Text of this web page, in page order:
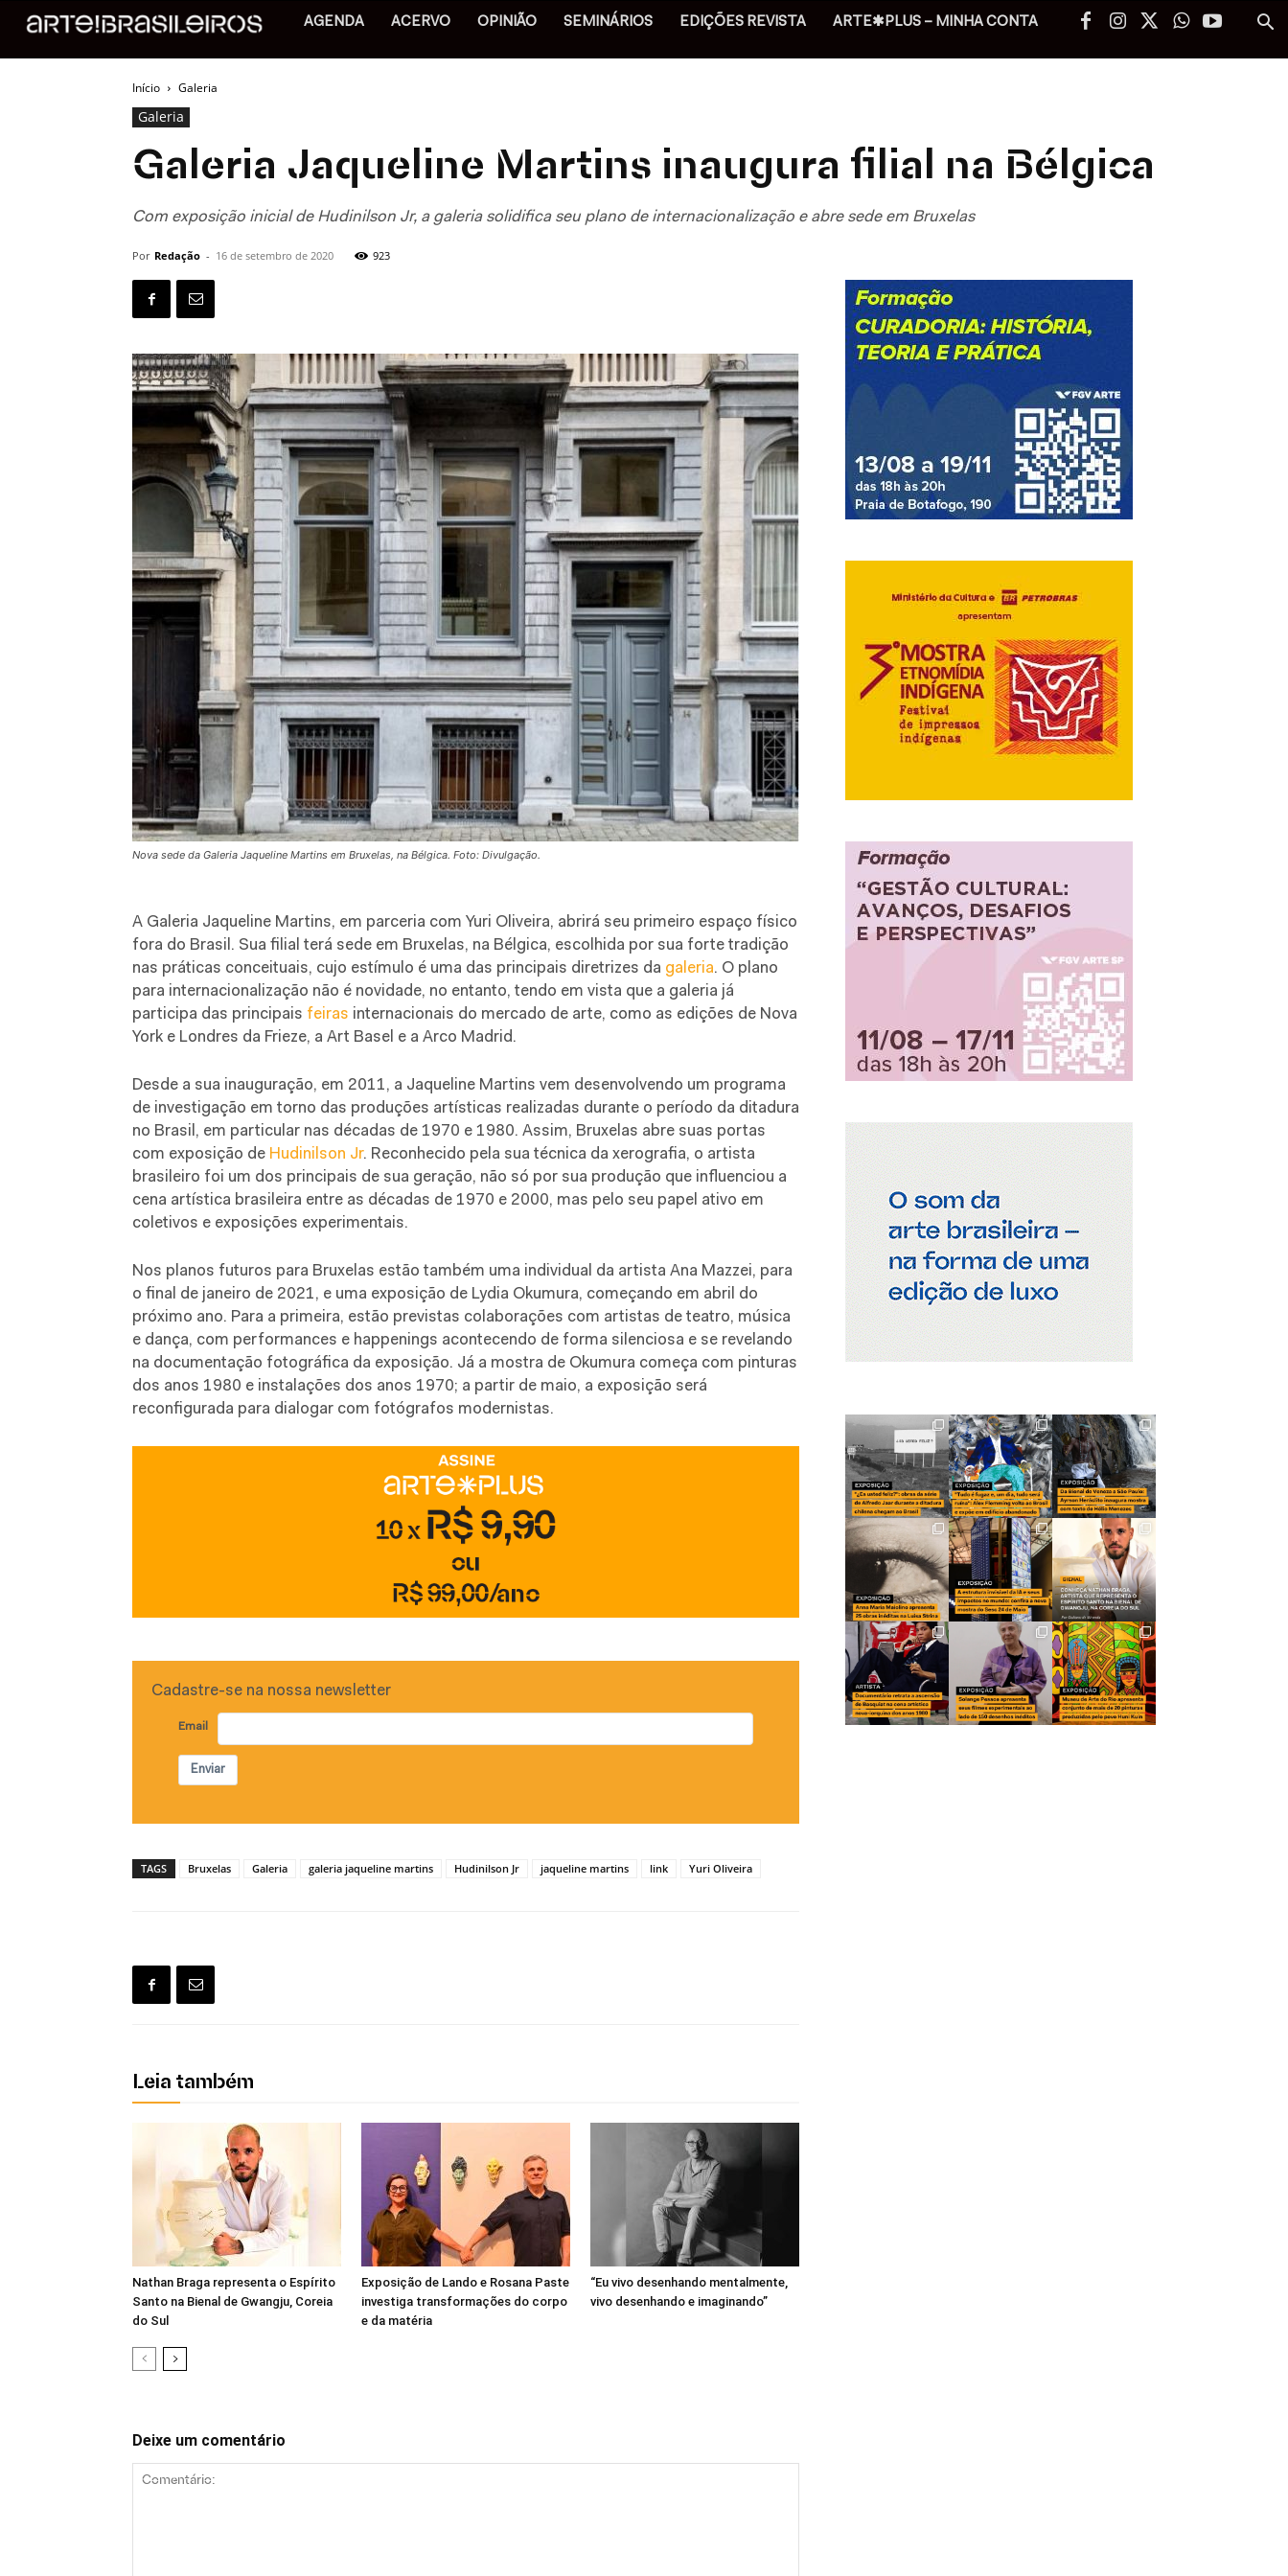
AGENDA ACERVO OPINIÃO SEMINÁRIOS EDIÇÕES REVISTA ARTE✱PLUS – MINHA CONTA
Início Galeria
Galeria
Galeria Jaqueline Martins inaugura filial na Bélgica
Com exposição inicial de Hudinilson Jr, a galeria solidifica seu plano de internacionalização e abre sede em Bruxelas
Por Redação - 16 de setembro de 2020 923
Nova sede da Galeria Jaqueline Martins em Bruxelas, na Bélgica. Foto: Divulgação.
A Galeria Jaqueline Martins, em parceria com Yuri Oliveira, abrirá seu primeiro espaço físico
fora do Brasil. Sua filial terá sede em Bruxelas, na Bélgica, escolhida por sua forte tradição
nas práticas conceituais, cujo estímulo é uma das principais diretrizes da galeria. O plano
para internacionalização não é novidade, no entanto, tendo em vista que a galeria já
participa das principais feiras internacionais do mercado de arte, como as edições de Nova
York e Londres da Frieze, a Art Basel e a Arco Madrid.
Desde a sua inauguração, em 2011, a Jaqueline Martins vem desenvolvendo um programa
de investigação em torno das produções artísticas realizadas durante o período da ditadura
no Brasil, em particular nas décadas de 1970 e 1980. Assim, Bruxelas abre suas portas
com exposição de Hudinilson Jr. Reconhecido pela sua técnica da xerografia, o artista
brasileiro foi um dos principais de sua geração, não só por sua produção que influenciou a
cena artística brasileira entre as décadas de 1970 e 2000, mas pelo seu papel ativo em
coletivos e exposições experimentais.
Nos planos futuros para Bruxelas estão também uma individual da artista Ana Mazzei, para
o final de janeiro de 2021, e uma exposição de Lydia Okumura, começando em abril do
próximo ano. Para a primeira, estão previstas colaborações com artistas de teatro, música
e dança, com performances e happenings acontecendo de forma silenciosa e se revelando
na documentação fotográfica da exposição. Já a mostra de Okumura começa com pinturas
dos anos 1980 e instalações dos anos 1970; a partir de maio, a exposição será
reconfigurada para dialogar com fotógrafos modernistas.
Cadastre-se na nossa newsletter
Email
Enviar
TAGS Bruxelas Galeria galeria jaqueline martins Hudinilson Jr jaqueline martins link Yuri Oliveira
Leia também
Nathan Braga representa o Espírito
Santo na Bienal de Gwangju, Coreia
do Sul
Exposição de Lando e Rosana Paste
investiga transformações do corpo
e da matéria
“Eu vivo desenhando mentalmente,
vivo desenhando e imaginando”
Deixe um comentário